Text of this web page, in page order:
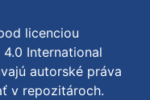
licenciou
International
autorské práva
v repozitároch.